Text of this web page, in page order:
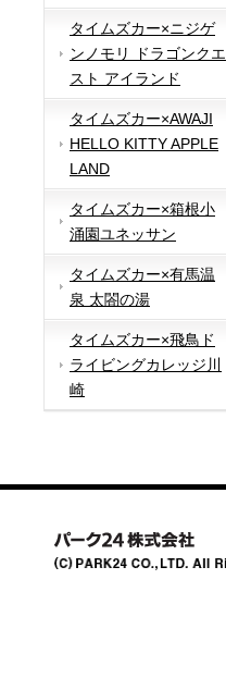
タイムズカー×ニジゲ
ンノモリ ドラゴンクエ
スト アイランド
タイムズカー×AWAJI
HELLO KITTY APPLE
LAND
タイムズカー×箱根小
涌園ユネッサン
タイムズカー×有馬温
泉 太閤の湯
タイムズカー×飛鳥ド
ライビングカレッジ川
崎